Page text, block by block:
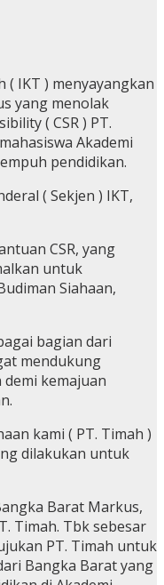
IKT ) menyayangkan
yang menolak
( CSR ) PT.
Akademi
pendidikan.
( Sekjen ) IKT,
CSR, yang
untuk
Siahaan,
bagian dari
mendukung
kemajuan
kami ( PT. Timah )
dilakukan untuk
Barat Markus,
Timah. Tbk sebesar
PT. Timah untuk
Bangka Barat yang